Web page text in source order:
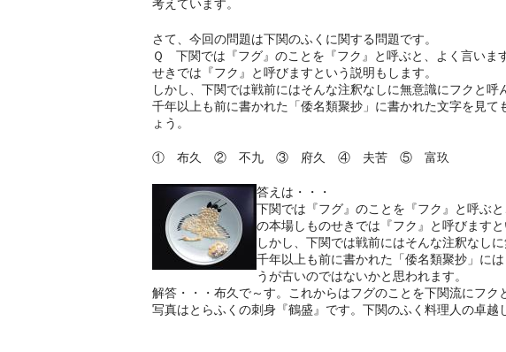
考えています。
さて、今回の問題は下関のふくに関する問題です。
Ｑ 下関では『フグ』のことを『フク』と呼ぶと、よく言いま
せきでは『フク』と呼びますという説明もします。
しかし、下関では戦前にはそんな注釈なしに無意識にフクと呼
千年以上も前に書かれた「倭名類聚抄」に書かれた文字を見
ょう。
① 布久 ② 不九 ③ 府久 ④ 夫苦 ⑤ 富玖
答えは・・・
下関では『フグ』のことを『フク』と呼ぶ
の本場しものせきでは『フク』と呼びますと
しかし、下関では戦前にはそんな注釈なし
千年以上も前に書かれた「倭名類聚抄」に
うが古いのではないかと思われます。
解答・・・布久で～す。これからはフグのことを下関流にフク
写真はとらふくの刺身『鶴盛』です。下関のふく料理人の卓越